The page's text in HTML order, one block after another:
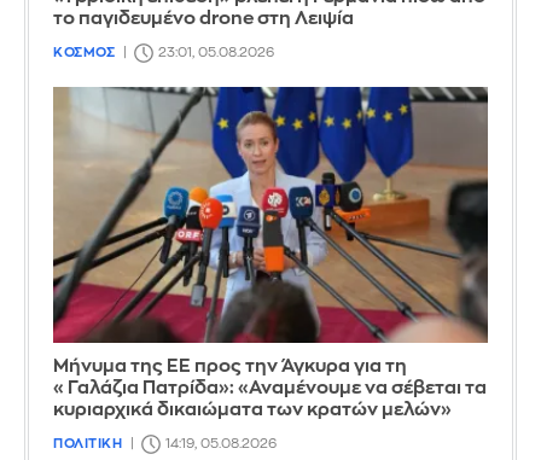
το παγιδευμένο drone στη Λειψία
ΚΟΣΜΟΣ 23:01, 05.08.2026
Μήνυμα της ΕΕ προς την Άγκυρα για τη
«Γαλάζια Πατρίδα»: «Αναμένουμε να σέβεται τα
κυριαρχικά δικαιώματα των κρατών μελών»
ΠΟΛΙΤΙΚΗ 14:19, 05.08.2026